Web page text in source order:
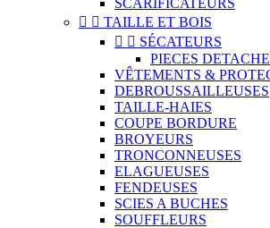
SCARIFICATEURS
  TAILLE ET BOIS
  SÉCATEURS
PIECES
VÊTEMENTS &
DEBROUSSAILLEUSES
TAILLE-HAIES
COUPE BORDURE
BROYEURS
TRONCONNEUSES
ELAGUEUSES
FENDEUSES
SCIES A BUCHES
SOUFFLEURS